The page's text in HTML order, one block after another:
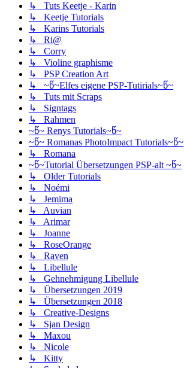
↳ Tuts Keetje - Karin
↳ Keetje Tutorials
↳ Karins Tutorials
↳ Ri@
↳ Corry
↳ Violine graphisme
↳ PSP Creation Art
↳ ~წ~Elfes eigene PSP-Tutirials~წ~
↳ Tuts mit Scraps
↳ Signtags
↳ Rahmen
~წ~ Renys Tutorials~წ~
~წ~ Romanas PhotoImpact Tutorials~წ~
↳ Romana
~წ~Tutorial Übersetzungen PSP-alt ~წ~
↳ Older Tutorials
↳ Noémi
↳ Jemima
↳ Auvian
↳ Arimar
↳ Joanne
↳ RoseOrange
↳ Raven
↳ Libellule
↳ Gehnehmigung Libellule
↳ Übersetzungen 2019
↳ Übersetzungen 2018
↳ Creative-Designs
↳ Sjan Design
↳ Maxou
↳ Nicole
↳ Kitty